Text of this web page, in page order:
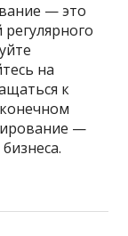
— это
на
к
—